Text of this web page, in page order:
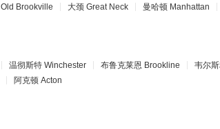
Old Brookville 大颈 Great Neck 曼哈顿 Manhattan
温彻斯特 Winchester 布鲁克莱恩 Brookline 韦尔斯
阿克顿 Acton